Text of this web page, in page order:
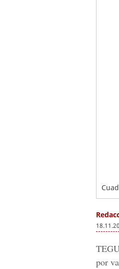
por